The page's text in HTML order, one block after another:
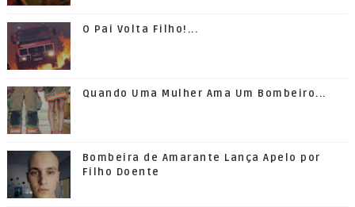
O Pai Volta Filho!...
Quando Uma Mulher Ama Um Bombeiro...
Bombeira de Amarante Lança Apelo por
Filho Doente